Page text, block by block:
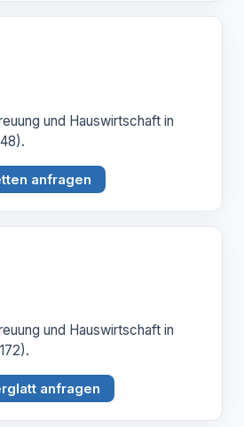
und Hauswirtschaft in
anfragen
und Hauswirtschaft in
anfragen